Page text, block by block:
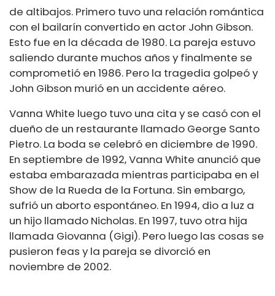
de altibajos. Primero tuvo una relación romántica
con el bailarín convertido en actor John Gibson.
Esto fue en la década de 1980. La pareja estuvo
saliendo durante muchos años y finalmente se
comprometió en 1986. Pero la tragedia golpeó y
John Gibson murió en un accidente aéreo.
Vanna White luego tuvo una cita y se casó con el
dueño de un restaurante llamado George Santo
Pietro. La boda se celebró en diciembre de 1990.
En septiembre de 1992, Vanna White anunció que
estaba embarazada mientras participaba en el
Show de la Rueda de la Fortuna. Sin embargo,
sufrió un aborto espontáneo. En 1994, dio a luz a
un hijo llamado Nicholas. En 1997, tuvo otra hija
llamada Giovanna (Gigi). Pero luego las cosas se
pusieron feas y la pareja se divorció en
noviembre de 2002.